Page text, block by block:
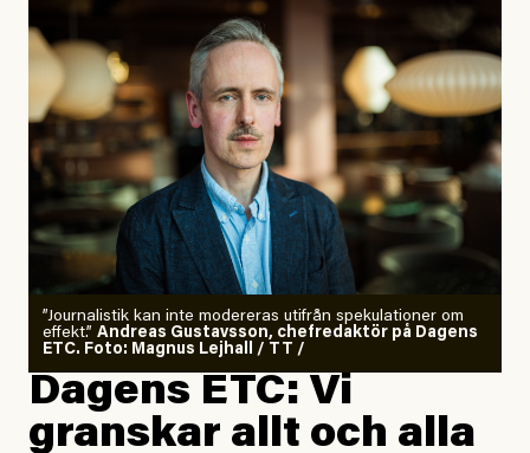
”Journalistik kan inte modereras utifrån spekulationer om
effekt.” Andreas Gustavsson, chefredaktör på Dagens
ETC. Foto: Magnus Lejhall / TT /
Dagens ETC: Vi
granskar allt och alla